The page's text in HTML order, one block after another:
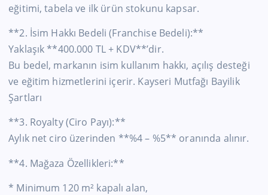
eğitimi, tabela ve ilk ürün stokunu kapsar.
**2. İsim Hakkı Bedeli (Franchise Bedeli):**
Yaklaşık **400.000 TL + KDV**’dir.
Bu bedel, markanın isim kullanım hakkı, açılış desteği
ve eğitim hizmetlerini içerir. Kayseri Mutfağı Bayilik
Şartları
**3. Royalty (Ciro Payı):**
Aylık net ciro üzerinden **%4 – %5** oranında alınır.
**4. Mağaza Özellikleri:**
* Minimum 120 m² kapalı alan,